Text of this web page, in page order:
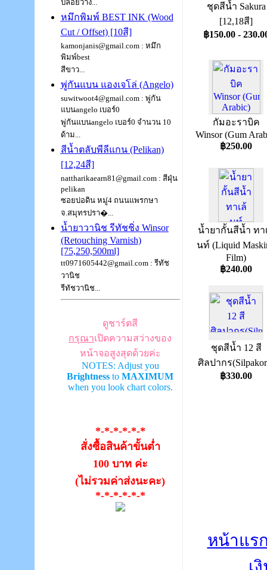
ปล่อยวาง...
หมึกพิมพ์ BEST INK (Wood
Cut / Offset) [10สี]
kamonjanis@gmail.com : หมึก
พิมพ์best
สีขาว...
พู่กันแบน แองเจโล่ (Angelo)
suwitwoot4@gmail.com : พู่กัน
แบนangelo เบอร์0
พู่กันแบนangelo เบอร์0 จำนวน 10
ด้าม...
สีน้ำตลับพีลีแกน (Pelikan)
[12,24สี]
nattharikaearn81@gmail.com : สีฝุ่น
pelikan
ซอยบ่อดิน หมู่4 ถนนแพรกษา
จ.สมุทรปรา�...
น้ำยาวานิช รีทัชชิ่ง Winsor
(Retouching Varnish)
[75,250,500ml]
tt0971605442@gmail.com : รีทัช
วานิช
รีทัชวานิช...
ดูชาร์ตสี
กรุณาเปิดความสว่างของ
หน้าจอสูงสุดด้วยค่ะ
NOTES: Adjust you
Brightness to MAXIMUM
when you look chart colors.
*-*-*-*-*-*
สั่งซื้อสินค้าขั้นต่ำ
100 บาท ค่ะ
(ไม่รวมค่าส่งนะคะ)
*-*-*-*-*-*
ชุดสีน้ำ Sakura
[12,18สี]
฿150.00 -
กัมอะราบิค
Winsor (Gum
฿250.00
น้ำยากั้นสีน้ำ ทา
นท์ (Liquid
Film)
฿240.00
ชุดสีน้ำ 12 สี
ศิลปากร
฿330.00
หน้าแร